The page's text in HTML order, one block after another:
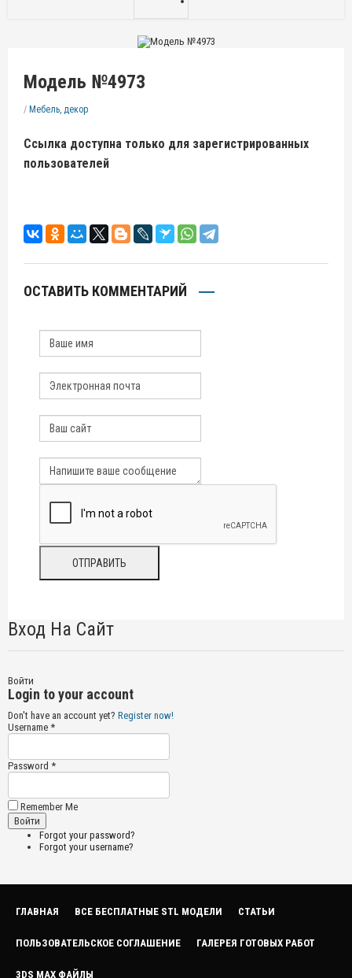
Модель №4973
/ Мебель, декор
Ссылка доступна только для зарегистрированных
пользователей
ОСТАВИТЬ КОММЕНТАРИЙ
Вход На Сайт
Войти
Login to your account
Don't have an account yet? Register now!
Username *
Password *
Remember Me
Forgot your password?
Forgot your username?
ГЛАВНАЯ ВСЕ БЕСПЛАТНЫЕ STL МОДЕЛИ СТАТЬИ
ПОЛЬЗОВАТЕЛЬСКОЕ СОГЛАШЕНИЕ ГАЛЕРЕЯ ГОТОВЫХ РАБОТ
3DS MAX ФАЙЛЫ